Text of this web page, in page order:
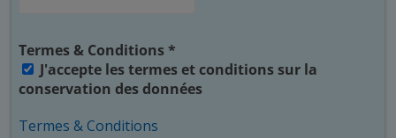
Termes & Conditions*
J'accepte les termes et conditions sur la
conservation des données
Termes & Conditions